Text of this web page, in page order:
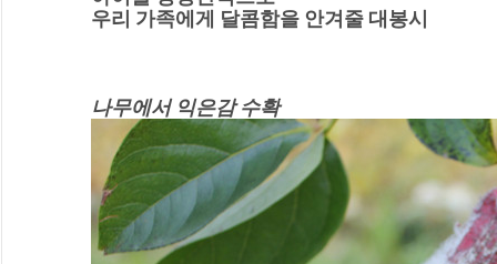
우리 가족에게 달콤함을 안겨줄 대봉시
나무에서 익은감 수확